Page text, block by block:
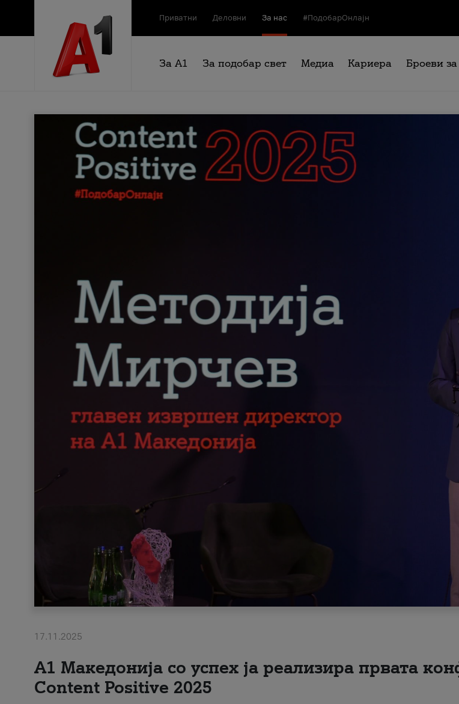
Приватни Деловни За нас #ПодобарОнлајн
За А1 За подобар свет Медиа Кариера Броеви
17.11.2025
А1 Македонија со успех ја реализира првата
Content Positive 2025